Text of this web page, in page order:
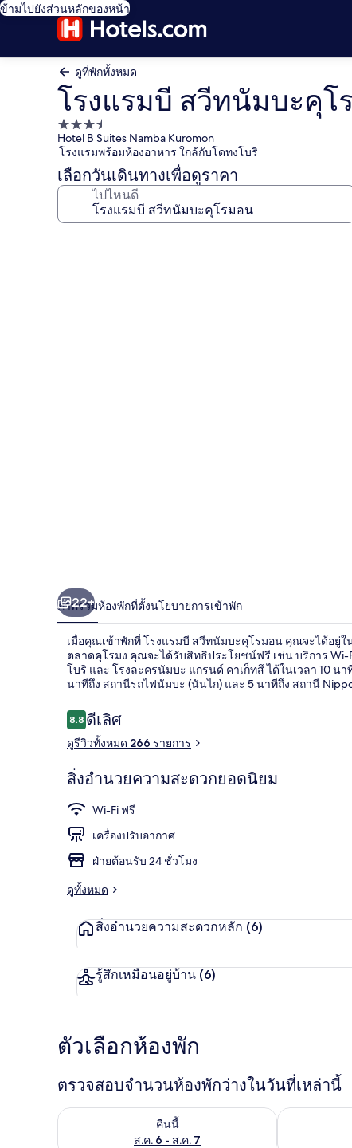
ข้ามไปยังส่วนหลักของหน้า
ดูที่พักทั้งหมด
โรงแรมบี สวีทนัมบะคุโ
ที่พัก
3.5
ดาว
Hotel B Suites Namba Kuromon
โรงแรมพร้อมห้องอาหาร ใกล้กับโดทงโบริ
เลือกวันเดินทางเพื่อดูราคา
ไปไหนดี
22+
ภาพรวมห้องพักที่ตั้งนโยบายการเข้าพัก
เมื่อคุณเข้าพักที่ โรงแรมบี สวีทนัมบะคุโรมอน คุณจะได้อยู่ใ
ตลาดคุโรมง คุณจะได้รับสิทธิประโยชน์ฟรี เช่น บริการ
โบริ และ โรงละครนัมบะ แกรนด์ คาเก็ทสึ ได้ในเวลา 10
นาทีถึง สถานีรถไฟนัมบะ (นันไก) และ 5 นาทีถึง สถานี
รีวิว
8.88.8 จาก 10
ดีเลิศ
ดูรีวิวทั้งหมด 266 รายการ
สิ่งอำนวยความสะดวกยอดนิยม
Wi-Fi ฟรี
เครื่องปรับอากาศ
ฝ่ายต้อนรับ 24 ชั่วโมง
ดูทั้งหมด
สิ่งอำนวยความสะดวกหลัก (6)
รู้สึกเหมือนอยู่บ้าน (6)
ตัวเลือกห้องพัก
ตรวจสอบจำนวนห้องพักว่างในวันที่เหล่านี้
คืนนี้
ส.ค. 6 - ส.ค. 7
ตรวจสอบจำนวนห้องพักว่างในคืนนี้ ส.ค. 6 - ส.ค. 7
ตรวจสอบจำ